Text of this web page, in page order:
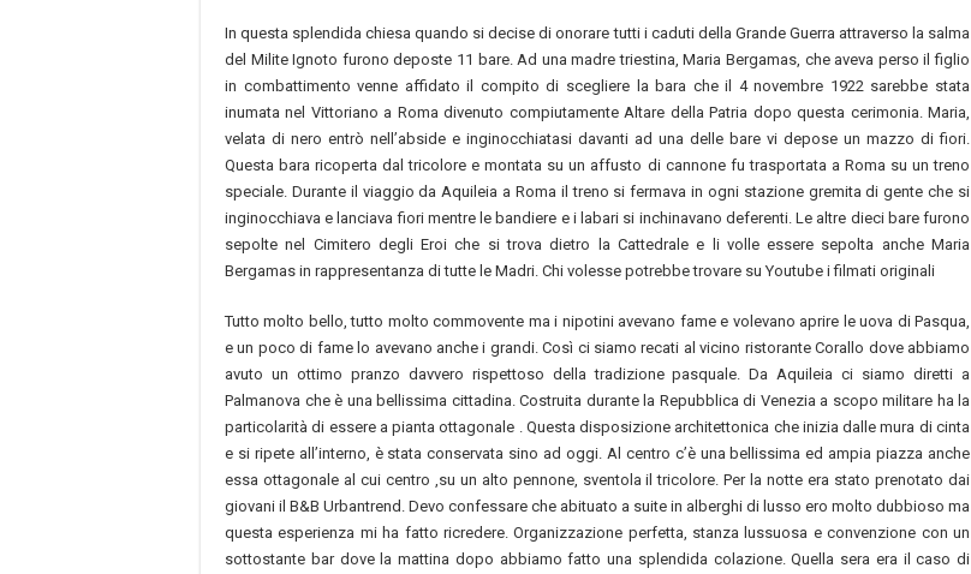
In questa splendida chiesa quando si decise di onorare tutti i caduti della Grande Guerra attraverso la salma
del Milite Ignoto furono deposte 11 bare. Ad una madre triestina, Maria Bergamas, che aveva perso il figlio
in combattimento venne affidato il compito di scegliere la bara che il 4 novembre 1922 sarebbe stata
inumata nel Vittoriano a Roma divenuto compiutamente Altare della Patria dopo questa cerimonia. Maria,
velata di nero entrò nell’abside e inginocchiatasi davanti ad una delle bare vi depose un mazzo di fiori.
Questa bara ricoperta dal tricolore e montata su un affusto di cannone fu trasportata a Roma su un treno
speciale. Durante il viaggio da Aquileia a Roma il treno si fermava in ogni stazione gremita di gente che si
inginocchiava e lanciava fiori mentre le bandiere e i labari si inchinavano deferenti. Le altre dieci bare furono
sepolte nel Cimitero degli Eroi che si trova dietro la Cattedrale e li volle essere sepolta anche Maria
Bergamas in rappresentanza di tutte le Madri. Chi volesse potrebbe trovare su Youtube i filmati originali
Tutto molto bello, tutto molto commovente ma i nipotini avevano fame e volevano aprire le uova di Pasqua,
e un poco di fame lo avevano anche i grandi. Così ci siamo recati al vicino ristorante Corallo dove abbiamo
avuto un ottimo pranzo davvero rispettoso della tradizione pasquale. Da Aquileia ci siamo diretti a
Palmanova che è una bellissima cittadina. Costruita durante la Repubblica di Venezia a scopo militare ha la
particolarità di essere a pianta ottagonale . Questa disposizione architettonica che inizia dalle mura di cinta
e si ripete all’interno, è stata conservata sino ad oggi. Al centro c’è una bellissima ed ampia piazza anche
essa ottagonale al cui centro ,su un alto pennone, sventola il tricolore. Per la notte era stato prenotato dai
giovani il B&B Urbantrend. Devo confessare che abituato a suite in alberghi di lusso ero molto dubbioso ma
questa esperienza mi ha fatto ricredere. Organizzazione perfetta, stanza lussuosa e convenzione con un
sottostante bar dove la mattina dopo abbiamo fatto una splendida colazione. Quella sera era il caso di